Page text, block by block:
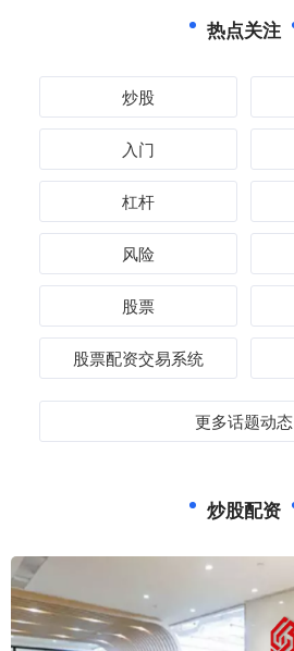
热点关注
炒股
入门
杠杆
风险
股票
股票配资交易系统
更多话题动态
炒股配资